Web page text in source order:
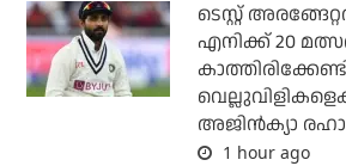
ടെസ്റ്റ്
എനിക്ക് 20
അജിന്‍ക്യാ
1 hour ago